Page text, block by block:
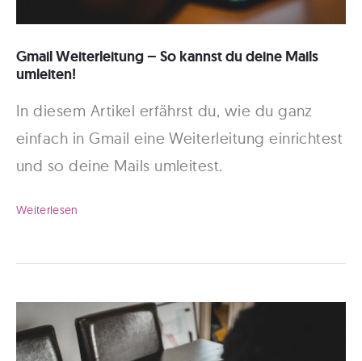
Gmail Weiterleitung – So kannst du deine Mails
umleiten!
In diesem Artikel erfährst du, wie du ganz
einfach in Gmail eine Weiterleitung einrichtest
und so deine Mails umleitest.
Gmail
–
du
Weiterlesen